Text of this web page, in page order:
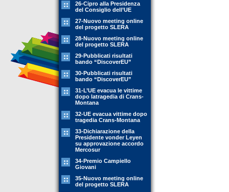
26-Cipro alla Presidenza
del Consiglio dell’UE
27-Nuovo meeting online
del progetto SLERA
28-Nuovo meeting online
del progetto SLERA
29-Pubblicati risultati
bando “DiscoverEU”
30-Pubblicati risultati
bando “DiscoverEU”
31-L’UE evacua le vittime
dopo latragedia di Crans-
Montana
32-UE evacua vittime dopo
tragedia Crans-Montana
33-Dichiarazione della
Presidente vonder Leyen
su approvazione accordo
Mercosur
34-Premio Campiello
Giovani
35-Nuovo meeting online
del progetto SLERA